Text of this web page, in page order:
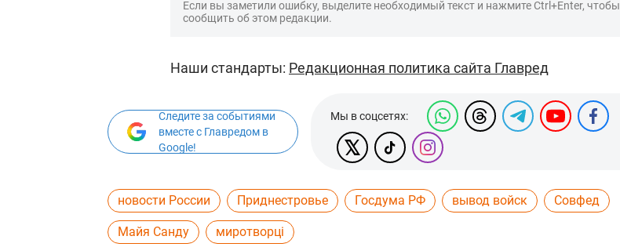
Если вы заметили ошибку, выделите необходимый текст и нажмите Ctrl+Enter, чтобы
сообщить об этом редакции.
Наши стандарты: Редакционная политика сайта Главред
Следите за событиями
вместе с Главредом в
Google!
Мы в соцсетях:
новости России Приднестровье Госдума РФ вывод войск Совфед
Майя Санду миротворці